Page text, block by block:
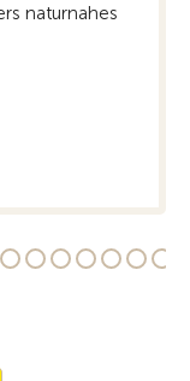
naturnahes